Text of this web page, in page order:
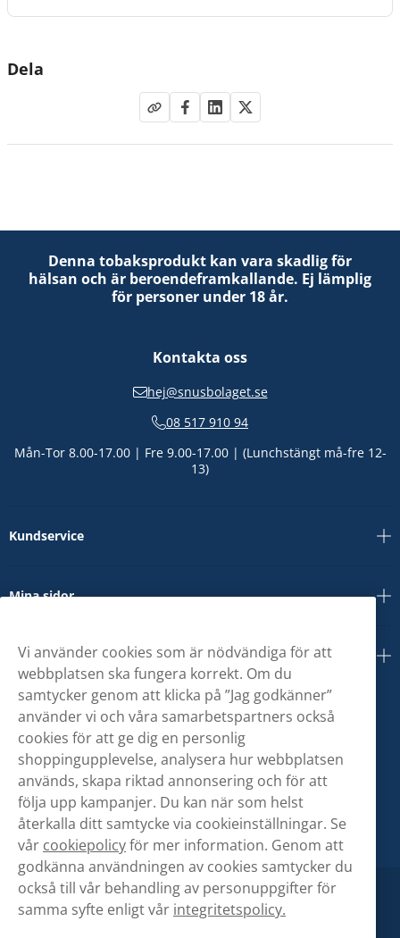
Dela
Denna tobaksprodukt kan vara skadlig för
hälsan och är beroendeframkallande. Ej lämplig
för personer under 18 år.
Kontakta oss
hej@snusbolaget.se
08 517 910 94
Mån-Tor 8.00-17.00 | Fre 9.00-17.00 | (Lunchstängt må-fre 12-
13)
Kundservice
Mina sidor
Om oss
Vi använder cookies som är nödvändiga för att
webbplatsen ska fungera korrekt. Om du
samtycker genom att klicka på ”Jag godkänner”
använder vi och våra samarbetspartners också
cookies för att ge dig en personlig
shoppingupplevelse, analysera hur webbplatsen
används, skapa riktad annonsering och för att
följa upp kampanjer. Du kan när som helst
återkalla ditt samtycke via cookieinställningar. Se
vår cookiepolicyför mer information. Genom att
godkänna användningen av cookies samtycker du
också till vår behandling av personuppgifter för
samma syfte enligt vår integritetspolicy.